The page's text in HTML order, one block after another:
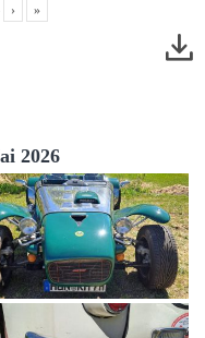
› »
2026